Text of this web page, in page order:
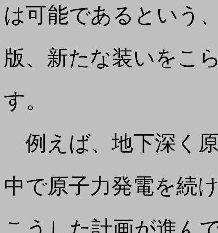
は可能であるという
版、新たな装いをこ
す。
例えば、地下深く
中で原子力発電を続